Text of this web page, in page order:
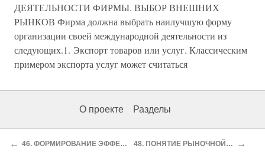
ДЕЯТЕЛЬНОСТИ ФИРМЫ. ВЫБОР ВНЕШНИХ
РЫНКОВ Фирма должна выбрать наилучшую форму
организации своей международной деятельности из
следующих.1. Экспорт товаров или услуг. Классическим
примером экспорта услуг может считаться
О проекте Разделы
← 46. ФОРМИРОВАНИЕ ЭФФЕКТИВНОГО АССОРТИМЕНТА 48. ПОНЯТИЕ РЫНОЧНОЙ КОНЪЮНКТУРЫ, ЕЕ ВИДЫ →